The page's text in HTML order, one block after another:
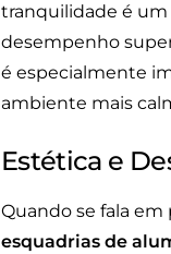
tranquilidade é um
desempenho
é especialmente
ambiente mais
Estética e
Quando se fala
esquadrias de